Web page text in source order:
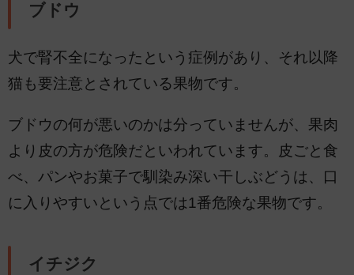
ブドウ
犬で腎不全になったという症例があり、それ以降
猫も要注意とされている果物です。
ブドウの何が悪いのかは分っていませんが、果肉
より皮の方が危険だといわれています。皮ごと食
べ、パンやお菓子で馴染み深い干しぶどうは、口
に入りやすいという点では1番危険な果物です。
イチジク